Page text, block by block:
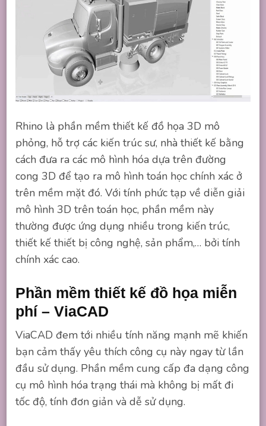
Rhino là phần mềm thiết kế đồ họa 3D mô
phỏng, hỗ trợ các kiến trúc sư, nhà thiết kế bằng
cách đưa ra các mô hình hóa dựa trên đường
cong 3D để tạo ra mô hình toán học chính xác ở
trên mềm mặt đó. Với tính phức tạp về diễn giải
mô hình 3D trên toán học, phần mềm này
thường được ứng dụng nhiều trong kiến trúc,
thiết kế thiết bị công nghệ, sản phẩm,… bởi tính
chính xác cao.
Phần mềm thiết kế đồ họa miễn
phí – ViaCAD
ViaCAD đem tới nhiều tính năng mạnh mẽ khiến
bạn cảm thấy yêu thích công cụ này ngay từ lần
đầu sử dụng. Phần mềm cung cấp đa dạng công
cụ mô hình hóa trạng thái mà không bị mất đi
tốc độ, tính đơn giản và dễ sử dụng.